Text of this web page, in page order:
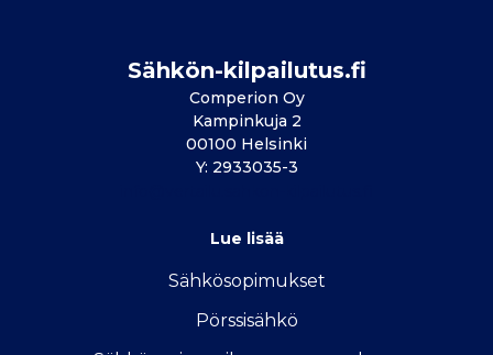
Sähkön-kilpailutus.fi
Comperion Oy
Kampinkuja 2
00100 Helsinki
Y: 2933035-3
Lue lisää
Sähkösopimukset
Pörssisähkö